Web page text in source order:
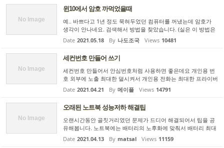
No Image
윈10에서 암호 까먹었을때
예.. 바쁘다고 1년 정도 묵혀두었던 컴퓨터를 꺼냈는데 암호가
생각이 안나네요. 검색해서 방법을 찾았습니다. (실은 이 방법은
그 전에도 몇번 썼.. 쿨럭.. 었기때문에 대충 알고는 있었는데 그
방법마저도 까먹어서 검색했습니다) windows 10 에서 passwo
Date 2021.05.18 By 나도조국 Views 10481
No Image
세컨번호 만들어 쓰기
세컨번호 만들어서 안심번호처럼 사용하면 좋은데요 개인용 번
호 외부에 노출 최대한 덜시켜서 개인용 전화는 최대한 프라이버
시 지켜내고 세컨번호는 혹시 스팸 많이 들어오면 번호바꾸어버
려도되니 사생활 보호용으로 세컨 번호 만들어 쓸만 합니다 다음
Date 2021.04.21 By 메이플 Views 14791
No Image
오래된 노트북 성능저하 해결팁
오랜시간동안 골칫거리였던 문제가 드디어 해결되어서 팁을 공
유해봅니다. 노트북에는 배터리의 노후화에 맞춰서 배터리 최대
충전량을 제한하는 기능이 있습니다. 이는 고용량화되면서 폭발
하기 쉬운 리튬이온 배터리를 사용하면서 생긴 기능이기도 하고,
Date 2021.04.13 By matsal Views 11159